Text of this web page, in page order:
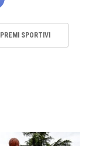
PREMI SPORTIVI